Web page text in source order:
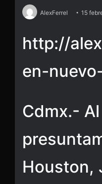
AlexFerrel 15
http://
en-
Cdmx.-
Houston,